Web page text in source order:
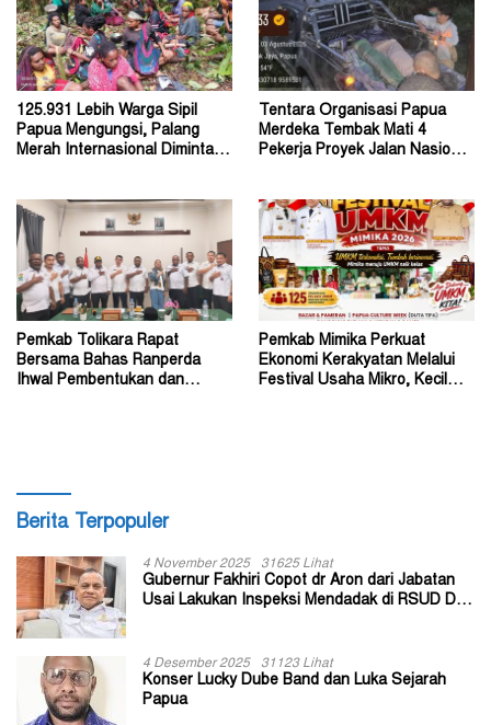
125.931 Lebih Warga Sipil
Papua Mengungsi, Palang
Merah Internasional Diminta
Tentara Organisasi Papua
Merdeka Tembak Mati 4
Pekerja Proyek Jalan Nasional
Pemkab Tolikara Rapat
Bersama Bahas Ranperda
Ihwal Pembentukan dan
Pemkab Mimika Perkuat
Ekonomi Kerakyatan Melalui
Festival Usaha Mikro, Kecil
Berita Terpopuler
4 November 2025 31625 Lihat
Gubernur Fakhiri Copot dr Aron dari Jabatan
Usai Lakukan Inspeksi Mendadak di RSUD Dok
4 Desember 2025 31123 Lihat
Konser Lucky Dube Band dan Luka Sejarah
Papua